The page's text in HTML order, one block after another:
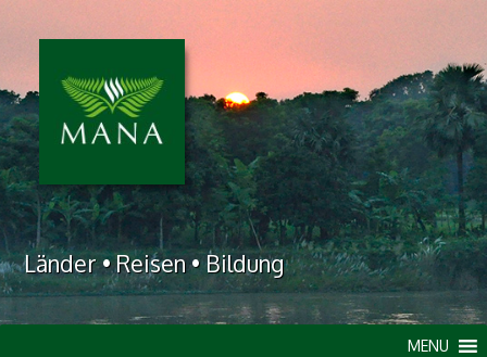
Länder • Reisen • Bildung
MENU